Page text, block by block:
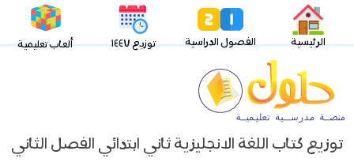
الرئيسية الفصول الدراسية توزيع ١٤٤٧ ألعاب تعليمية
توزيع كتاب اللغة الانجليزية ثاني ابتدائي الفصل الثاني